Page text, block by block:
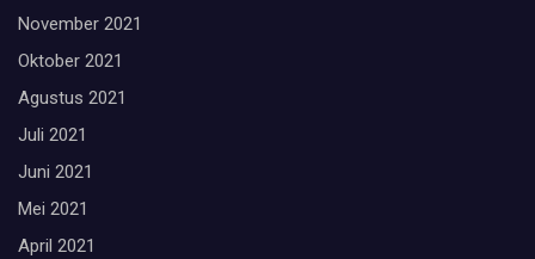
November 2021
Oktober 2021
Agustus 2021
Juli 2021
Juni 2021
Mei 2021
April 2021